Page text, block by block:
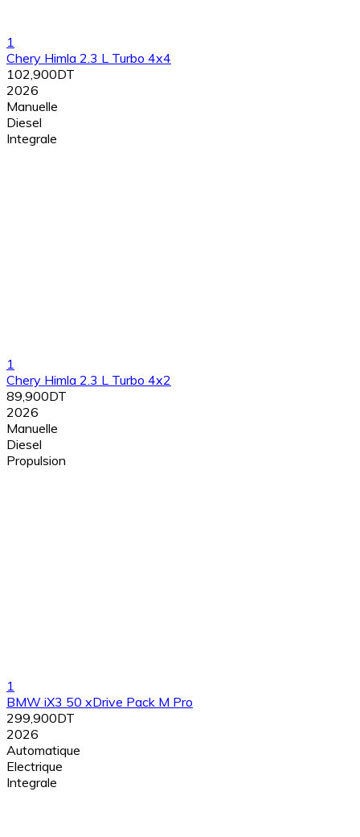
1
Chery Himla 2.3 L Turbo 4x4
102,900DT
2026
Manuelle
Diesel
Integrale
1
Chery Himla 2.3 L Turbo 4x2
89,900DT
2026
Manuelle
Diesel
Propulsion
1
BMW iX3 50 xDrive Pack M Pro
299,900DT
2026
Automatique
Electrique
Integrale